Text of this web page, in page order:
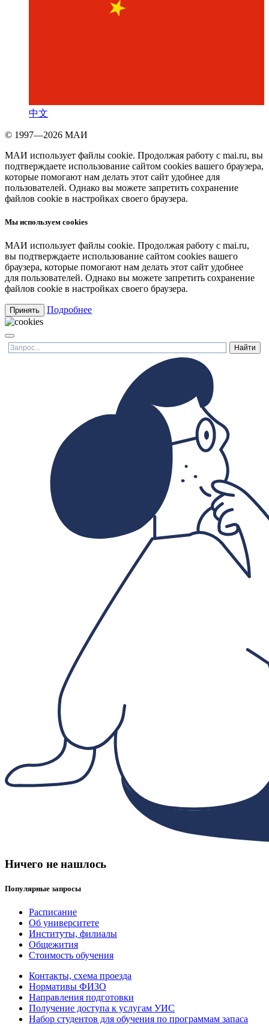
中文
© 1997—2026 МАИ
МАИ использует файлы cookie. Продолжая работу с mai.ru, вы
подтверждаете использование сайтом cookies вашего браузера,
которые помогают нам делать этот сайт удобнее для
пользователей. Однако вы можете запретить сохранение
файлов cookie в настройках своего браузера.
Мы используем cookies
МАИ использует файлы cookie. Продолжая работу с mai.ru,
вы подтверждаете использование сайтом cookies вашего
браузера, которые помогают нам делать этот сайт удобнее
для пользователей. Однако вы можете запретить сохранение
файлов cookie в настройках своего браузера.
Принять Подробнее
Ничего не нашлось
Популярные запросы
Расписание
Об университете
Институты, филиалы
Общежития
Стоимость обучения
Контакты, схема проезда
Нормативы ФИЗО
Направления подготовки
Получение доступа к услугам УИС
Набор студентов для обучения по программам запаса